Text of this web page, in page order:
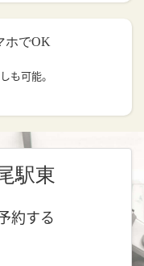
ホでOK
も可能。
駅東
約する